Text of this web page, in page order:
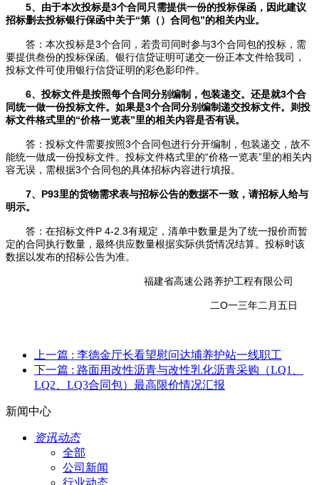
5、由于本次投标是3个合同只需提供一份的投标保函，因此建议
招标删去投标银行保函中关于“第（）合同包”的相关内业。
答：本次投标是3个合同，若贵司同时参与3个合同包的投标，需
要提供叁份的投标保函。银行信贷证明可递交一份正本文件给我司，
投标文件可使用银行信贷证明的彩色影印件。
6、投标文件是按照每个合同分别编制，包装递交。还是就3个合
同统一做一份投标文件。如果是3个合同分别编制递交投标文件。则投
标文件格式里的“价格一览表”里的相关内容是否有误。
答：投标文件需要按照3个合同包进行分开编制，包装递交，故不
能统一做成一份投标文件。投标文件格式里的“价格一览表”里的相关内
容无误，需根据3个合同包的具体招标内容进行填报。
7、P93里的货物需求表与招标公告的数据不一致，请招标人给与
明示。
答：在招标文件P 4-2.3有规定，清单中数量是为了统一报价而暂
定的合同执行数量，最终供应数量根据实际供货情况结算。投标时该
数据以发布的招标公告为准。
福建省高速公路养护工程有限公司
二O一三年二月五日
上一篇 : 李德金厅长看望慰问达埔养护站一线职工
下一篇 : 路面用改性沥青与改性乳化沥青采购（LQ1、
LQ2、LQ3合同包）最高限价情况汇报
新闻中心
资讯动态
全部
公司新闻
行业动态